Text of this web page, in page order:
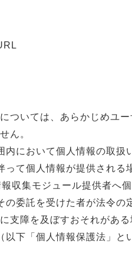
ついては、あらかじめユ
ん。
において個人情報の取扱
って個人情報が提供される
収集モジュール提供者へ
委託を受けた者が法令
支障を及ぼすおそれがある
下「個人情報保護法」と